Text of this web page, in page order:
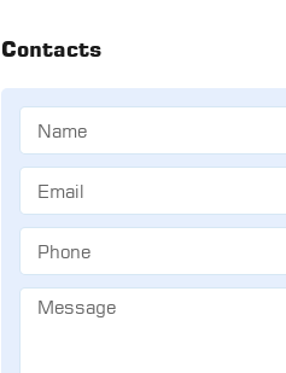
Contacts